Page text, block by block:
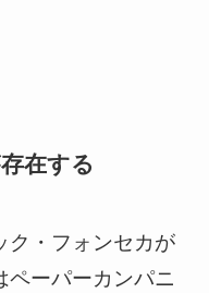
在する
ク・フォンセカが
ペーパーカンパニ